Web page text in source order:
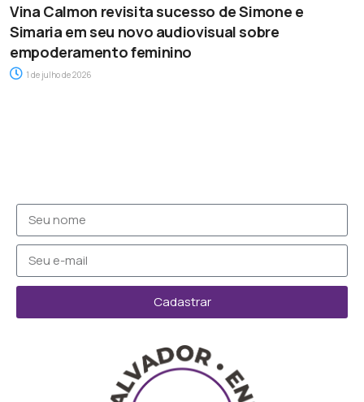
Vina Calmon revisita sucesso de Simone e
Simaria em seu novo audiovisual sobre
empoderamento feminino
1 de julho de 2026
Cadastrar